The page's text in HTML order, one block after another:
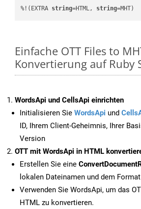
%!(EXTRA string=HTML, string=MHT)
Einfache OTT Files to
Konvertierung auf Ruby
WordsApi und CellsApi einrichten
Initialisieren Sie WordsApi und
ID, Ihrem Client-Geheimnis, Ihrer
Version
OTT mit WordsApi in HTML
Erstellen Sie eine
lokalen Dateinamen und dem
Verwenden Sie WordsApi, um das
HTML zu konvertieren.